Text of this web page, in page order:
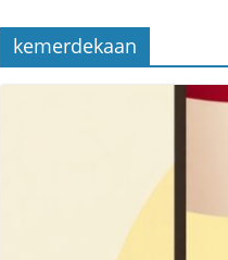
kemerdekaan